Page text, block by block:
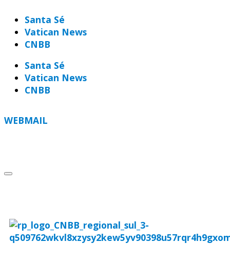
Santa Sé
Vatican News
CNBB
Santa Sé
Vatican News
CNBB
WEBMAIL